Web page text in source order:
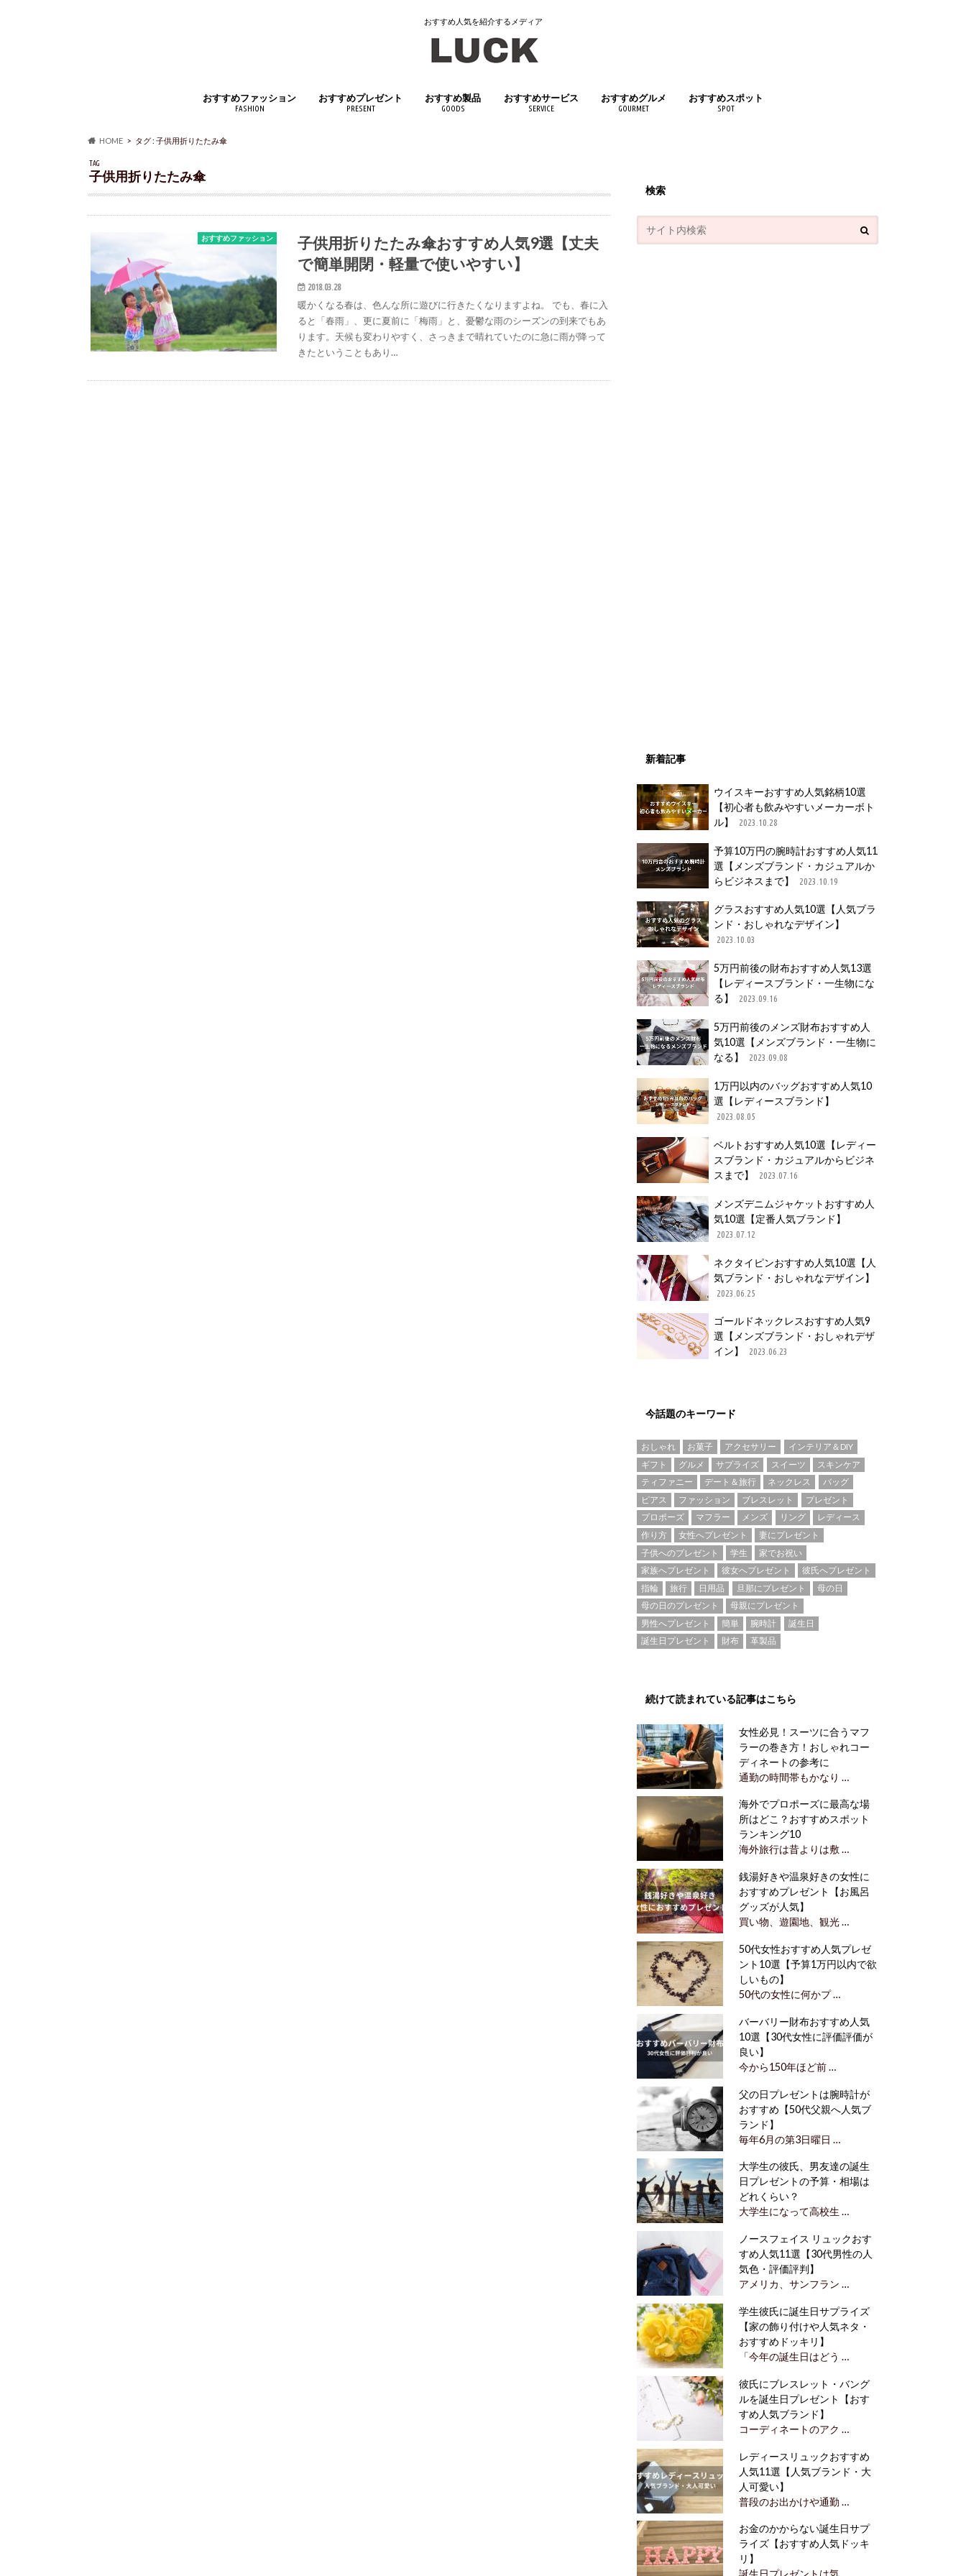
おすすめ人気を紹介するメディア
おすすめファッション
FASHION
おすすめプレゼント
PRESENT
おすすめ製品
GOODS
おすすめサービス
SERVICE
おすすめグルメ
GOURMET
おすすめスポット
SPOT
HOME タグ : 子供用折りたたみ傘
TAG
子供用折りたたみ傘
おすすめファッション
子供用折りたたみ傘おすすめ人気9選【丈夫
で簡単開閉・軽量で使いやすい】
2018.03.28
暖かくなる春は、色んな所に遊びに行きたくなりますよね。 でも、春に入
ると「春雨」、更に夏前に「梅雨」と、憂鬱な雨のシーズンの到来でもあ
ります。天候も変わりやすく、さっきまで晴れていたのに急に雨が降って
きたということもあり…
検索
新着記事
ウイスキーおすすめ人気銘柄10選
【初心者も飲みやすいメーカーボト
ル】
2023.10.28
予算10万円の腕時計おすすめ人気11
選【メンズブランド・カジュアルか
らビジネスまで】
2023.10.19
グラスおすすめ人気10選【人気ブラ
ンド・おしゃれなデザイン】
2023.10.03
5万円前後の財布おすすめ人気13選
【レディースブランド・一生物にな
る】
2023.09.16
5万円前後のメンズ財布おすすめ人
気10選【メンズブランド・一生物に
なる】
2023.09.08
1万円以内のバッグおすすめ人気10
選【レディースブランド】
2023.08.05
ベルトおすすめ人気10選【レディー
スブランド・カジュアルからビジネ
スまで】
2023.07.16
メンズデニムジャケットおすすめ人
気10選【定番人気ブランド】
2023.07.12
ネクタイピンおすすめ人気10選【人
気ブランド・おしゃれなデザイン】
2023.06.25
ゴールドネックレスおすすめ人気9
選【メンズブランド・おしゃれデザ
イン】
2023.06.23
今話題のキーワード
おしゃれ お菓子 アクセサリー
インテリア＆DIY
ギフト
グルメ サプライズ スイーツ
スキンケア
ティファニー
デート＆旅行 ネックレス
バッグ
ピアス
ファッション ブレスレット
プレゼント
プロポーズ
マフラー メンズ リング
レディース
作り方
女性へプレゼント
妻にプレゼント
子供へのプレゼント
学生
家でお祝い
家族へプレゼント
彼女へプレゼント
彼氏へプレゼント
指輪
旅行 日用品 旦那にプレゼント
母の日
母の日のプレゼント
母親にプレゼント
男性へプレゼント
簡単 腕時計
誕生日
誕生日プレゼント
財布 革製品
続けて読まれている記事はこちら
女性必見！スーツに合うマフ
ラーの巻き方！おしゃれコー
ディネートの参考に
通勤の時間帯もかなり …
海外でプロポーズに最高な場
所はどこ？おすすめスポット
ランキング10
海外旅行は昔よりは敷 …
銭湯好きや温泉好きの女性に
おすすめプレゼント【お風呂
グッズが人気】
買い物、遊園地、観光 …
50代女性おすすめ人気プレゼ
ント10選【予算1万円以内で欲
しいもの】
50代の女性に何かプ …
バーバリー財布おすすめ人気
10選【30代女性に評価評価が
良い】
今から150年ほど前 …
父の日プレゼントは腕時計が
おすすめ【50代父親へ人気ブ
ランド】
毎年6月の第3日曜日 …
大学生の彼氏、男友達の誕生
日プレゼントの予算・相場は
どれくらい？
大学生になって高校生 …
ノースフェイス リュックおす
すめ人気11選【30代男性の人
気色・評価評判】
アメリカ、サンフラン …
学生彼氏に誕生日サプライズ
【家の飾り付けや人気ネタ・
おすすめドッキリ】
「今年の誕生日はどう …
彼氏にブレスレット・バング
ルを誕生日プレゼント【おす
すめ人気ブランド】
コーディネートのアク …
レディースリュックおすすめ
人気11選【人気ブランド・大
人可愛い】
普段のお出かけや通勤 …
お金のかからない誕生日サプ
ライズ【おすすめ人気ドッキ
リ】